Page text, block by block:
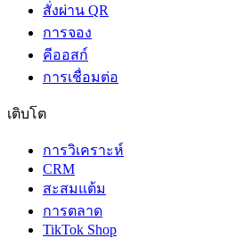
สั่งผ่าน QR
การจอง
คีออสก์
การเชื่อมต่อ
เติบโต
การวิเคราะห์
CRM
สะสมแต้ม
การตลาด
TikTok Shop